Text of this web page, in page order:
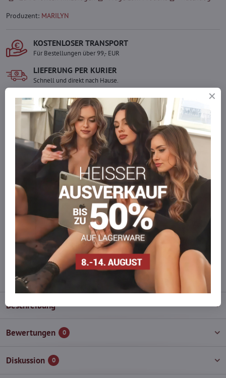
Produzent: MARILYN
KOSTENLOSER TRANSPORT
Für Bestellungen über 99,- EUR
LIEFERUNG PER KURIER
Schnell und direkt nach Hause.
SICHERE ZAHLUNGEN
Gesicherte Online-Zahlungen
Ware auf Lager
Wir versenden sofort
Werden Sie Teil von everlady
Werden Sie Teil von everlady und genießen Sie einen 5 %
Mitgliedervorteilbei jedem Einkauf.
Der Vorteil wird automatisch im Warenkorb angewendet.
Möchten Sie mehr bestellen, als wir
auf Lager haben?
Zögern Sie nicht, uns zu kontaktieren, wir füllen die Ware für Sie
wieder auf!
info​@everlady​.eu
Beschreibung
Bewertungen 0
Diskussion 0